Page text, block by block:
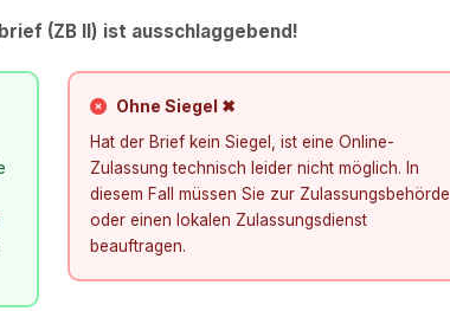
(ZB II) ist ausschlaggebend!
Ohne Siegel ✖
Hat der Brief kein Siegel, ist eine Online-
Zulassung technisch leider nicht möglich. In
diesem Fall müssen Sie zur Zulassungsbehörde
oder einen lokalen Zulassungsdienst
beauftragen.